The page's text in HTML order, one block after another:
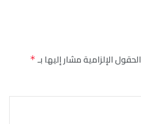
الحقول الإلزامية مشار إليها بـ*